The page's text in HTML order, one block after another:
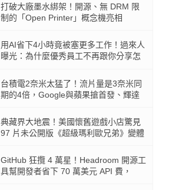
打破大廠墨水綁架！開源、無 DRM 限
制的「Open Printer」概念機亮相
用AI省下4小時竟被塞更多工作！過來人
曝光：為什麼優秀員工不再跟你分享怎
台積電2奈米太猛了！流片量是3奈米同
期的4倍，Google與蘋果搶首發、輝達
典藏界大地震！美國懷舊遊戲小店驚見
97 片未公開版《超級瑪利歐兄弟》變體
GitHub 狂攬 4 萬星！Headroom 開源工
具幫開發者省下 70 萬美元 API 費，